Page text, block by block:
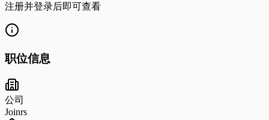
注册并登录后即可查看
职位信息
公司
Joinrs